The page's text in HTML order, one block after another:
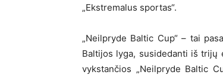
„Ekstremalus sportas“.
„Neilpryde Baltic Cup“ – tai
Baltijos lyga, susidedanti iš trijų
vykstančios „Neilpryde Baltic